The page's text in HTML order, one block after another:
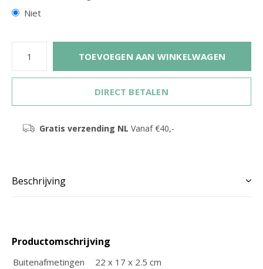
Niet
TOEVOEGEN AAN WINKELWAGEN
DIRECT BETALEN
Gratis verzending NL Vanaf €40,-
Beschrijving
Productomschrijving
Buitenafmetingen
22 x 17 x 2.5 cm